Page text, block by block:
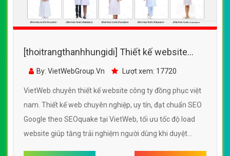
[thoitrangthanhhungidi] Thiết kế website
công ty đồng phục việt nam đẹp SEO tốt
By: VietWebGroup.Vn Lượt xem: 17720
VietWeb chuyên thiết kế website công ty đồng phục việt
nam. Thiết kế web chuyên nghiệp, uy tín, đạt chuẩn SEO
Google theo SEOquake tại VietWeb, tối ưu tốc độ load
website giúp tăng trải nghiệm người dùng khi duyệt